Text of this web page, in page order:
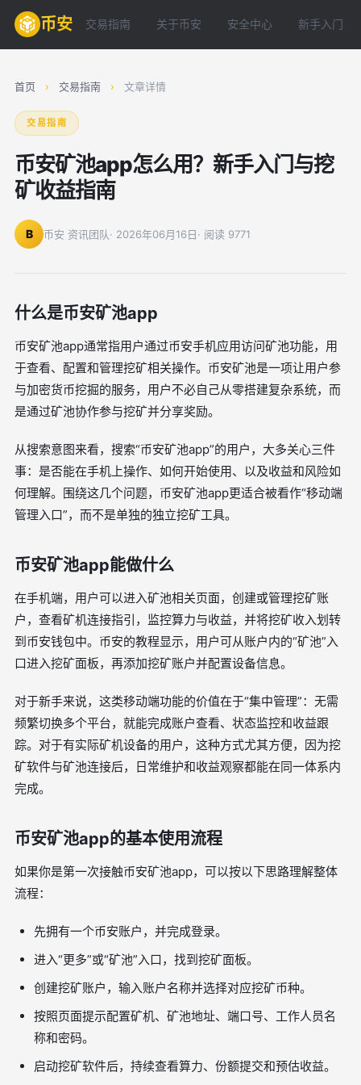
币安 交易指南 关于币安 安全中心 新手入门
首页 › 交易指南 › 文章详情
交易指南
币安矿池app怎么用？新手入门与挖
矿收益指南
B 币安 资讯团队· 2026年06月16日· 阅读 9771
什么是币安矿池app
币安矿池app通常指用户通过币安手机应用访问矿池功能，用
于查看、配置和管理挖矿相关操作。币安矿池是一项让用户参
与加密货币挖掘的服务，用户不必自己从零搭建复杂系统，而
是通过矿池协作参与挖矿并分享奖励。
从搜索意图来看，搜索“币安矿池app”的用户，大多关心三件
事：是否能在手机上操作、如何开始使用、以及收益和风险如
何理解。围绕这几个问题，币安矿池app更适合被看作“移动端
管理入口”，而不是单独的独立挖矿工具。
币安矿池app能做什么
在手机端，用户可以进入矿池相关页面，创建或管理挖矿账
户，查看矿机连接指引，监控算力与收益，并将挖矿收入划转
到币安钱包中。币安的教程显示，用户可从账户内的“矿池”入
口进入挖矿面板，再添加挖矿账户并配置设备信息。
对于新手来说，这类移动端功能的价值在于“集中管理”：无需
频繁切换多个平台，就能完成账户查看、状态监控和收益跟
踪。对于有实际矿机设备的用户，这种方式尤其方便，因为挖
矿软件与矿池连接后，日常维护和收益观察都能在同一体系内
完成。
币安矿池app的基本使用流程
如果你是第一次接触币安矿池app，可以按以下思路理解整体
流程：
先拥有一个币安账户，并完成登录。
进入“更多”或“矿池”入口，找到挖矿面板。
创建挖矿账户，输入账户名称并选择对应挖矿币种。
按照页面提示配置矿机、矿池地址、端口号、工作人员名
称和密码。
启动挖矿软件后，持续查看算力、份额提交和预估收益。